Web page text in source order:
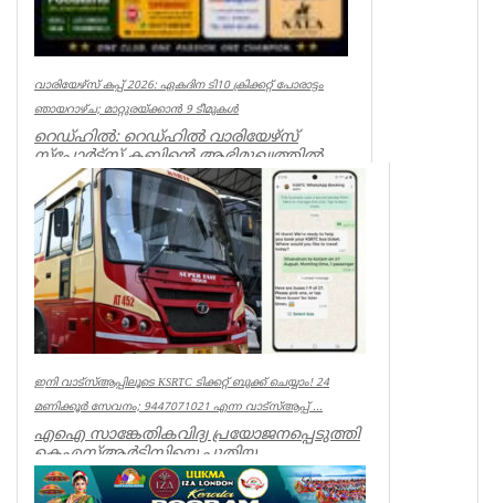
വാരിയേഴ്സ് കപ്പ് 2026: ഏകദിന ടി10 ക്രിക്കറ്റ് പോരാട്ടം
ഞായറാഴ്ച; മാറ്റുരയ്ക്കാൻ 9 ടീമുകൾ
റെഡ്ഹിൽ: റെഡ്ഹിൽ വാരിയേഴ്സ്
സ്പോർട്സ് ക്ലബ്ബിന്റെ ആഭിമുഖ്യത്തിൽ
സംഘടിപ്പിക്കുന്ന ‘വാരിയേഴ്സ് കപ...
Associations
ഇനി വാട്‌സ്ആപ്പിലൂടെ KSRTC ടിക്കറ്റ് ബുക്ക് ചെയ്യാം! 24
മണിക്കൂർ സേവനം; 9447071021 എന്ന വാട്സ്ആപ്പ് ...
എഐ സാങ്കേതികവിദ്യ പ്രയോജനപ്പെടുത്തി
കെഎസ്ആർടിസിയെ പുതിയ
യുഗത്തിലേക്ക് നയിക്കുകയാണ് ലക്ഷ്യമെന്ന്
ഗതാ...